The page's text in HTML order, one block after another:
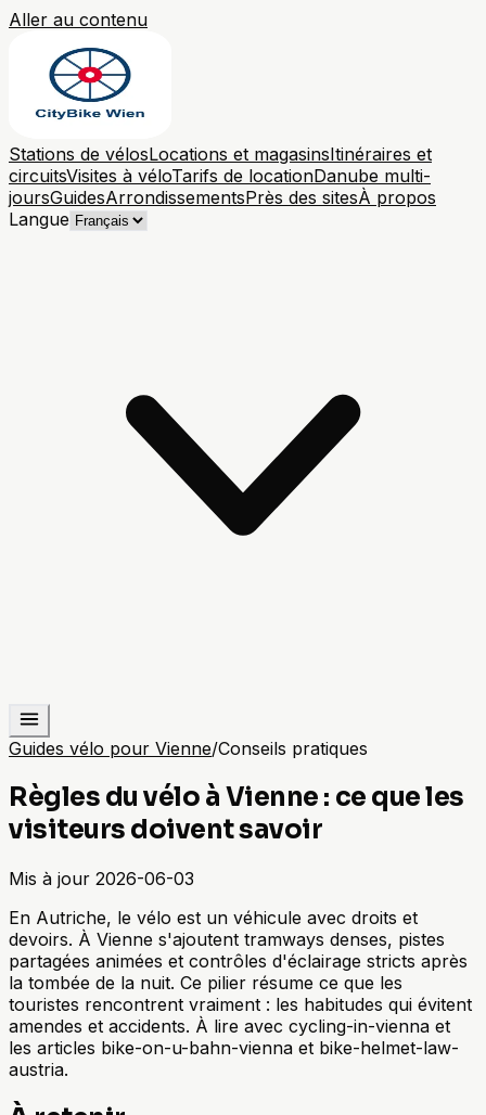
Aller au contenu
Stations de vélosLocations et magasinsItinéraires et
circuitsVisites à véloTarifs de locationDanube multi-
joursGuidesArrondissementsPrès des sitesÀ propos
Langue
Guides vélo pour Vienne/Conseils pratiques
Règles du vélo à Vienne : ce que les
visiteurs doivent savoir
Mis à jour 2026-06-03
En Autriche, le vélo est un véhicule avec droits et
devoirs. À Vienne s'ajoutent tramways denses, pistes
partagées animées et contrôles d'éclairage stricts après
la tombée de la nuit. Ce pilier résume ce que les
touristes rencontrent vraiment : les habitudes qui évitent
amendes et accidents. À lire avec cycling-in-vienna et
les articles bike-on-u-bahn-vienna et bike-helmet-law-
austria.